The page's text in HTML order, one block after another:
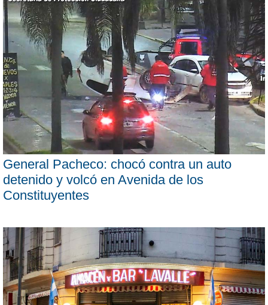
General Pacheco: chocó contra un auto
detenido y volcó en Avenida de los
Constituyentes